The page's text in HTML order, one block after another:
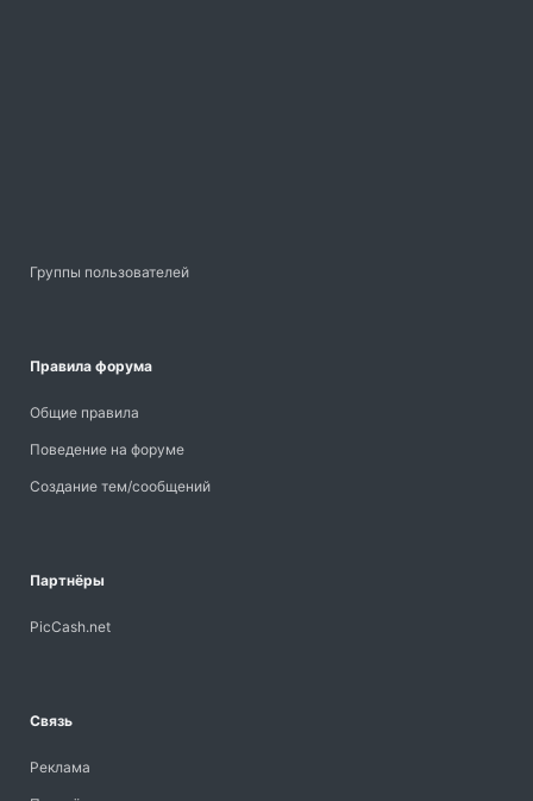
Группы пользователей
Правила форума
Общие правила
Поведение на форуме
Создание тем/сообщений
Партнёры
PicCash.net
Связь
Реклама